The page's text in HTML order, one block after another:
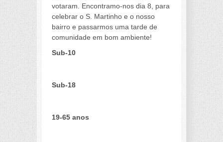
votaram. Encontramo-nos dia 8, para
celebrar o S. Martinho e o nosso
bairro e passarmos uma tarde de
comunidade em bom ambiente!
Sub-10
Sub-18
19-65 anos